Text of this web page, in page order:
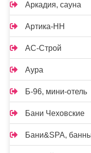
Аркадия, сауна
Артика-НН
АС-Строй
Аура
Б-96, мини-отель
Бани Чеховские
Бани&SPA,